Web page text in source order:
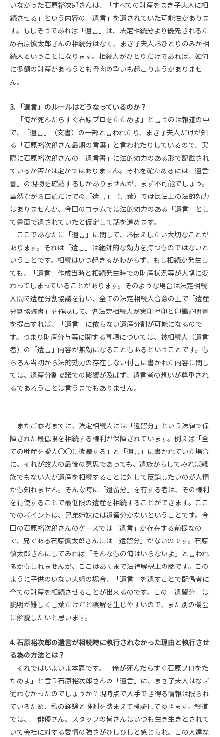
いなかった石原裕次郎さんは、「すべての財産をまき子夫人に相
続させる」という内容の「遺言」を遺されていた可能性がありま
す。もしそうであれば「遺言」は、法定相続分より優先されるた
め石原慎太郎さんの相続分はなく、まき子夫人おひとりのみが相
続人ということになります。相続人がひとりだけであれば、如何
に多額の財産があろうとも骨肉の争いも起こりようがありませ
ん。
3. 「遺言」のルールはどうなっているのか？
「俺が死んだらすぐ石原プロをたためよ」と言うのは報道の中
で、「遺言」（文書）の一部と言われたり、まき子夫人だけが知
る「石原裕次郎さん最期の言葉」と言われたりしているので、実
際に石原裕次郎さんの「遺言書」に法的効力のある形で記載され
ているか否かは定かではありません。それを確かめるには「遺言
書」の現物を確認するしかありませんが、まず不可能でしょう。
当然ながら口頭だけでの「遺言」（言葉）では民法上の法的効力
はありませんが、今回のコラムでは法的効力のある「遺言」とし
て書面で遺されていたと仮定して話を進めます。
ここであなたに「遺言」に関して、お伝えしたい大切なことが
あります。それは「遺言」は絶対的な効力を持つものではないと
いうことです。相続はいつ起きるかわからず、もし相続が発生し
ても、「遺言」作成当時と相続発生時での財産状況等が大幅に変
わってしまっていることがあります。そのような場合は法定相続
人間で遺産分割協議を行い、全ての法定相続人合意の上で「遺産
分割協議書」を作成して、各法定相続人が実印押印と印鑑証明書
を提出すれば、「遺言」に依らない遺産分割が可能になるので
す。つまり財産分与等に関する事項については、被相続人（遺言
者）の「遺言」内容が無効になることもあるということです。も
ちろん当初から法的効力の存在しない付言に書かれた内容に関し
ては、遺産分割協議での影響が及ばず、遺言者の想いが尊重され
るであろうことは言うまでもありません。
またご参考までに、法定相続人には「遺留分」という法律で保
障された最低限を相続する権利が保障されています。例えば「全
ての財産を愛人〇〇に遺贈する」と「遺言」に書かれていた場合
に、それが故人の最後の意思であっても、遺族からしてみれば親
族でもない人が遺産を相続することに対して反論したいのが人情
かも知れません。そんな時に「遺留分」を有する者は、その権利
を行使することで最低限の遺産を相続することができます。ここ
でのポイントは、兄弟姉妹には遺留分がないということです。今
回の石原裕次郎さんのケースでは「遺言」が存在する前提なの
で、兄である石原慎太郎さんには「遺留分」がないのです。石原
慎太郎さんにしてみれば「そんなもの俺はいらないよ」と言われ
るかもしれませんが、ここはあくまで法律解釈上の話です。この
ように子供のいない夫婦の場合、「遺言」を遺すことで配偶者に
全ての財産を相続させることが出来るのです。この「遺留分」は
説明が難しく言葉だけだと誤解を生じやすいので、また別の機会
に解説したいと思います。
4. 石原裕次郎の遺言が相続時に執行されなかった理由と執行させ
る為の方法とは？
それではいよいよ本題です。「俺が死んだらすぐ石原プロをた
ためよ」と言う石原裕次郎さんの「遺言」に、まき子夫人はなぜ
従わなかったのでしょうか？現時点で入手でき得る情報は限られ
ているため、私の経験と推測を踏まえて検証してゆきます。報道
では、「俳優さん、スタッフの皆さんはいつも生き生きとされて
いて会社に対する愛情の強さがひしひしと感じられ、この人達な